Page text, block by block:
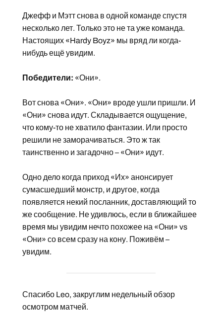
Джефф и Мэтт снова в одной команде спустя
несколько лет. Только это не та уже команда.
Настоящих «Hardy Boyz» мы вряд ли когда-
нибудь ещё увидим.
Победители: «Они».
Вот снова «Они». «Они» вроде ушли пришли. И
«Они» снова идут. Складывается ощущение,
что кому-то не хватило фантазии. Или просто
решили не заморачиваться. Это ж так
таинственно и загадочно – «Они» идут.
Одно дело когда приход «Их» анонсирует
сумасшедший монстр, и другое, когда
появляется некий посланник, доставляющий то
же сообщение. Не удивлюсь, если в ближайшее
время мы увидим нечто похожее на «Они» vs
«Они» со всем сразу на кону. Поживём –
увидим.
Спасибо Leo, закруглим недельный обзор
осмотром матчей.